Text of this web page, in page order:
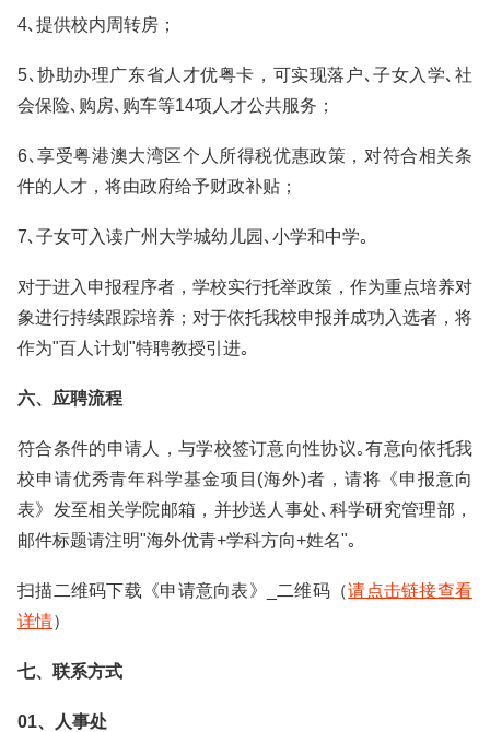
4､提供校内周转房；
5､协助办理广东省人才优粤卡，可实现落户､子女入学､社
会保险､购房､购车等14项人才公共服务；
6､享受粤港澳大湾区个人所得税优惠政策，对符合相关条
件的人才，将由政府给予财政补贴；
7､子女可入读广州大学城幼儿园､小学和中学｡
对于进入申报程序者，学校实行托举政策，作为重点培养对
象进行持续跟踪培养；对于依托我校申报并成功入选者，将
作为"百人计划"特聘教授引进｡
六、应聘流程
符合条件的申请人，与学校签订意向性协议｡有意向依托我
校申请优秀青年科学基金项目(海外)者，请将《申报意向
表》发至相关学院邮箱，并抄送人事处､科学研究管理部，
邮件标题请注明"海外优青+学科方向+姓名"｡
扫描二维码下载《申请意向表》_二维码（请点击链接查看
详情）
七、联系方式
01、人事处